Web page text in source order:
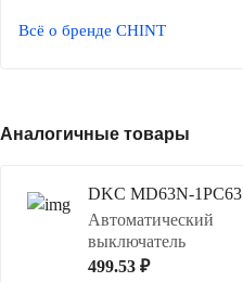
Всё о бренде CHINT
Аналогичные товары
DKC MD63N-1PC63
Автоматический
выключатель
499.53 ₽